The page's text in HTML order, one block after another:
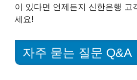
이 있다면 언제든지 신한은행 고
세요!
자주 묻는 질문 Q&A